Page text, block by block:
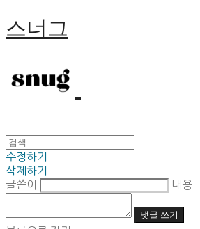
스너그
수정하기
삭제하기
글쓴이
내용
댓글 쓰기